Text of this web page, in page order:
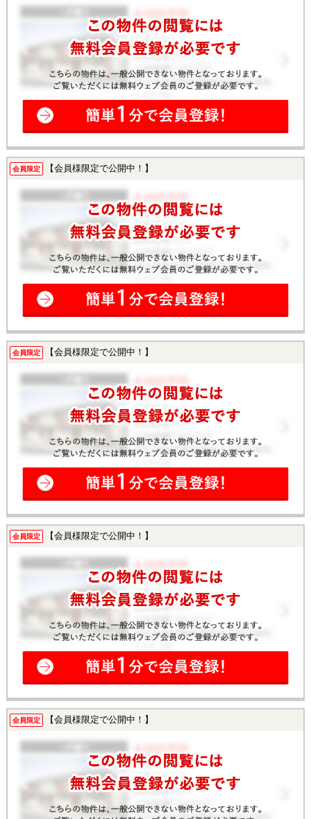
会員限定 【会員様限定で公開中！】
会員限定 【会員様限定で公開中！】
会員限定 【会員様限定で公開中！】
会員限定 【会員様限定で公開中！】